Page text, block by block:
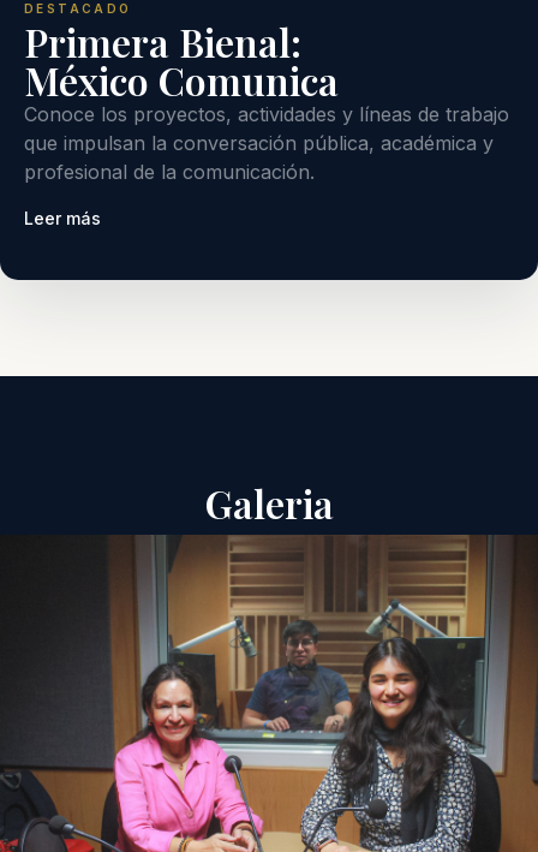
DESTACADO
Primera Bienal:
México Comunica
Conoce los proyectos, actividades y líneas de trabajo
que impulsan la conversación pública, académica y
profesional de la comunicación.
Leer más
Galeria